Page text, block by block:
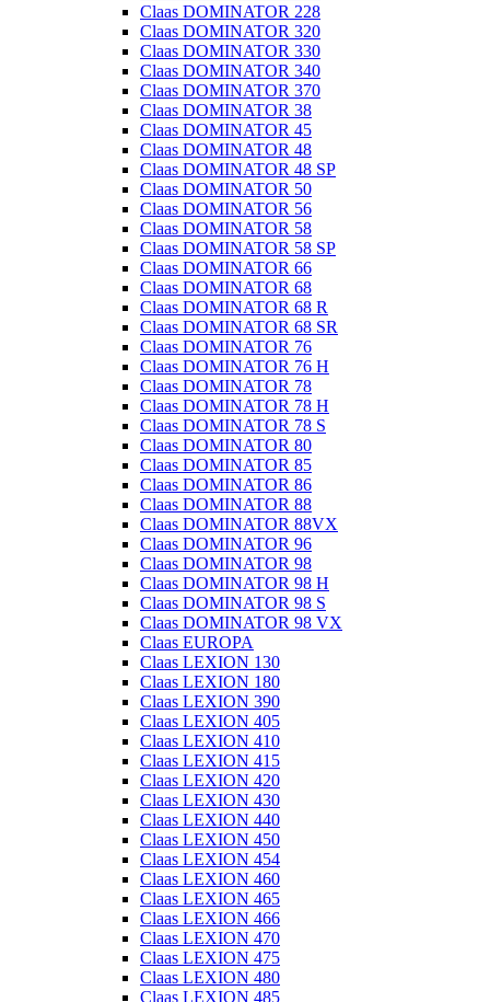
Claas DOMINATOR 228
Claas DOMINATOR 320
Claas DOMINATOR 330
Claas DOMINATOR 340
Claas DOMINATOR 370
Claas DOMINATOR 38
Claas DOMINATOR 45
Claas DOMINATOR 48
Claas DOMINATOR 48 SP
Claas DOMINATOR 50
Claas DOMINATOR 56
Claas DOMINATOR 58
Claas DOMINATOR 58 SP
Claas DOMINATOR 66
Claas DOMINATOR 68
Claas DOMINATOR 68 R
Claas DOMINATOR 68 SR
Claas DOMINATOR 76
Claas DOMINATOR 76 H
Claas DOMINATOR 78
Claas DOMINATOR 78 H
Claas DOMINATOR 78 S
Claas DOMINATOR 80
Claas DOMINATOR 85
Claas DOMINATOR 86
Claas DOMINATOR 88
Claas DOMINATOR 88VX
Claas DOMINATOR 96
Claas DOMINATOR 98
Claas DOMINATOR 98 H
Claas DOMINATOR 98 S
Claas DOMINATOR 98 VX
Claas EUROPA
Claas LEXION 130
Claas LEXION 180
Claas LEXION 390
Claas LEXION 405
Claas LEXION 410
Claas LEXION 415
Claas LEXION 420
Claas LEXION 430
Claas LEXION 440
Claas LEXION 450
Claas LEXION 454
Claas LEXION 460
Claas LEXION 465
Claas LEXION 466
Claas LEXION 470
Claas LEXION 475
Claas LEXION 480
Claas LEXION 485